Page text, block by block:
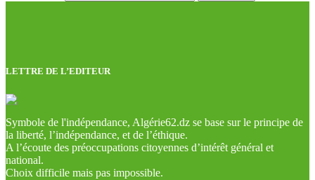
LETTRE DE L’EDITEUR
Symbole de l'indépendance, Algérie62.dz se base sur le principe de
la liberté, l’indépendance, et de l’éthique.
A l’écoute des préoccupations citoyennes d’intérêt général et
national.
Choix difficile mais pas impossible.